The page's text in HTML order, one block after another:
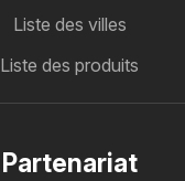
Liste des villes
Liste des produits
Partenariat